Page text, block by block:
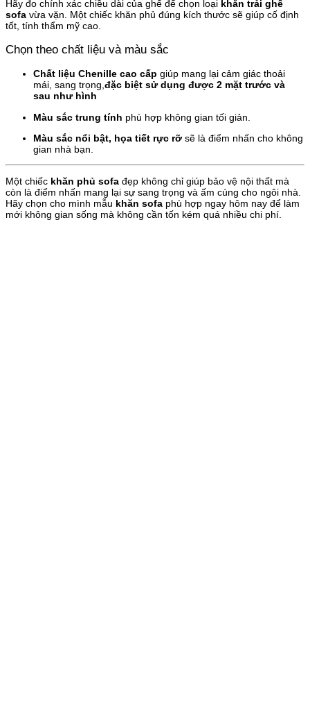
Hãy đo chính xác chiều dài của ghế để chọn loại khăn trải ghế
sofa vừa vặn. Một chiếc khăn phủ đúng kích thước sẽ giúp cố định
tốt, tính thẩm mỹ cao.
Chọn theo chất liệu và màu sắc
Chất liệu Chenille cao cấp giúp mang lại cảm giác thoải
mái, sang trọng,đặc biệt sử dụng được 2 mặt trước và
sau như hình
Màu sắc trung tính phù hợp không gian tối giản.
Màu sắc nổi bật, họa tiết rực rỡ sẽ là điểm nhấn cho không
gian nhà bạn.
Một chiếc khăn phủ sofa đẹp không chỉ giúp bảo vệ nội thất mà
còn là điểm nhấn mang lại sự sang trọng và ấm cúng cho ngôi nhà.
Hãy chọn cho mình mẫu khăn sofa phù hợp ngay hôm nay để làm
mới không gian sống mà không cần tốn kém quá nhiều chi phí.